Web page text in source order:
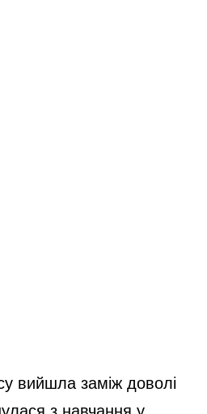
вийшла заміж доволі
з навчання у